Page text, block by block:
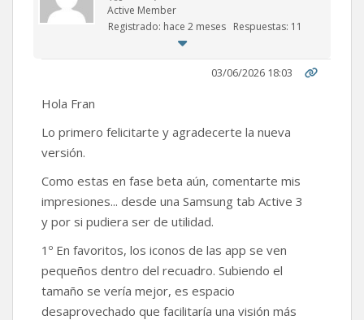
Active Member
Registrado: hace 2 meses Respuestas: 11
03/06/2026 18:03
Hola Fran
Lo primero felicitarte y agradecerte la nueva
versión.
Como estas en fase beta aún, comentarte mis
impresiones... desde una Samsung tab Active 3
y por si pudiera ser de utilidad.
1º En favoritos, los iconos de las app se ven
pequeños dentro del recuadro. Subiendo el
tamaño se vería mejor, es espacio
desaprovechado que facilitaría una visión más